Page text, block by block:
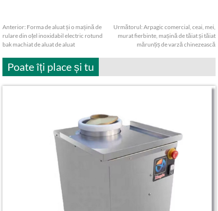
Anterior: Forma de aluat și o mașină de
rulare din oțel inoxidabil electric rotund
bak machiat de aluat de aluat
Următorul: Arpagic comercial, ceai, mei,
murat fierbinte, mașină de tăiat și tăiat
mărunțiș de varză chinezească
Poate îți place și tu